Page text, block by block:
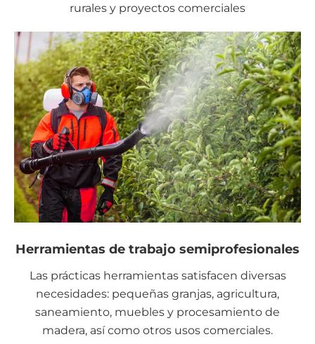
rurales y proyectos comerciales
Herramientas de trabajo semiprofesionales
Las prácticas herramientas satisfacen diversas
necesidades: pequeñas granjas, agricultura,
saneamiento, muebles y procesamiento de
madera, así como otros usos comerciales.